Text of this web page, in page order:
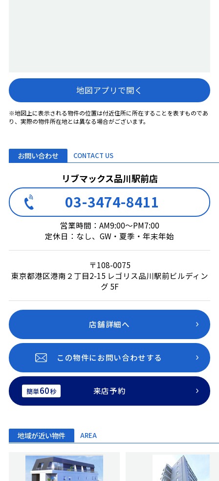
地図アプリで開く
※地図上に表示される物件の位置は付近住所に所在することを表すものであ
り、実際の物件所在地とは異なる場合がございます。
お問い合わせ CONTACT US
リブマックス品川駅前店
03-3474-8411
営業時間：AM9:00～PM7:00
定休日：なし、GW・夏季・年末年始
〒108-0075
東京都港区港南２丁目2-15 レゴリス品川駅前ビルディン
グ 5F
店舗詳細へ
この物件にお問い合わせする
簡単60秒 来店予約
地域が近い物件 AREA